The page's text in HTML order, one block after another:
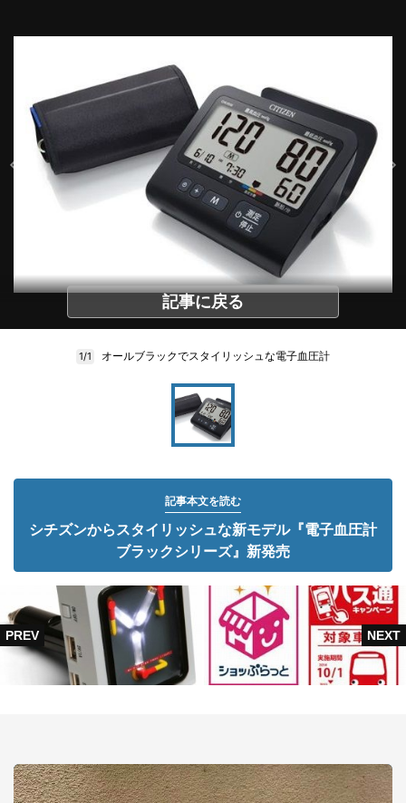
記事に戻る
1/1 オールブラックでスタイリッシュな電子血圧計
記事本文を読む
シチズンからスタイリッシュな新モデル『電子血圧計
ブラックシリーズ』新発売